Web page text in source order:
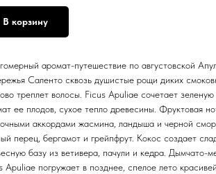
В корзину
аромат-путешествие по августовской
Саленто сквозь душистые рощи диких
треплет волосы. Ficus Apuliae сочетает
ее плодов, сухое тепло древесины. Фруктовая
аккордами жасмина, ландыша и черной
перец, бергамот и грейпфрут. Кокос создает
базу из ветивера, пачули и кедра. Дымчато-
Apuliae погружает в позднее, спелое лето